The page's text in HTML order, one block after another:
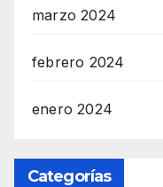
marzo 2024
febrero 2024
enero 2024
Categorías